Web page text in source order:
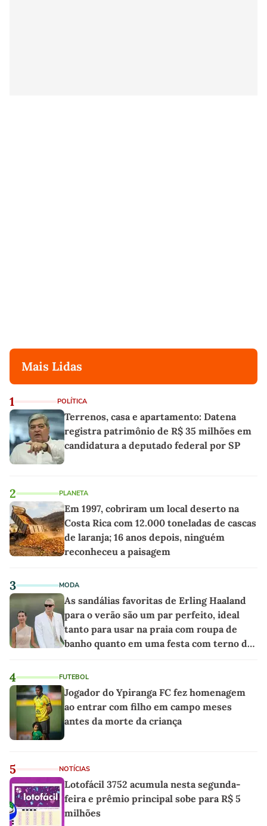
Mais Lidas
1 POLÍTICA
Terrenos, casa e apartamento: Datena
registra patrimônio de R$ 35 milhões em
candidatura a deputado federal por SP
2 PLANETA
Em 1997, cobriram um local deserto na
Costa Rica com 12.000 toneladas de cascas
de laranja; 16 anos depois, ninguém
reconheceu a paisagem
3 MODA
As sandálias favoritas de Erling Haaland
para o verão são um par perfeito, ideal
tanto para usar na praia com roupa de
banho quanto em uma festa com terno de
4 FUTEBOL
Jogador do Ypiranga FC fez homenagem
ao entrar com filho em campo meses
antes da morte da criança
5 NOTÍCIAS
Lotofácil 3752 acumula nesta segunda-
feira e prêmio principal sobe para R$ 5
milhões